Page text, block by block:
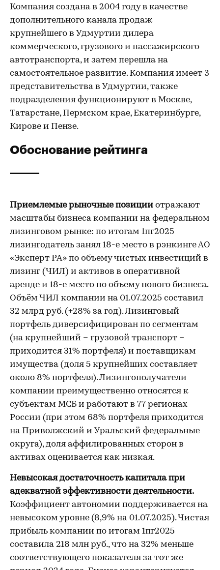
Компания создана в 2004 году в качестве
дополнительного канала продаж
крупнейшего в Удмуртии дилера
коммерческого, грузового и пассажирского
автотранспорта, и затем перешла на
самостоятельное развитие. Компания имеет 3
представительства в Удмуртии, также
подразделения функционируют в Москве,
Татарстане, Пермском крае, Екатеринбурге,
Кирове и Пензе.
Обоснование рейтинга
Приемлемые рыночные позиции отражают
масштабы бизнеса компании на федеральном
лизинговом рынке: по итогам 1пг2025
лизингодатель занял 18-е место в рэнкинге АО
«Эксперт РА» по объему чистых инвестиций в
лизинг (ЧИЛ) и активов в оперативной
аренде и 18-е место по объему нового бизнеса.
Объём ЧИЛ компании на 01.07.2025 составил
32 млрд руб. (+28% за год). Лизинговый
портфель диверсифицирован по сегментам
(на крупнейший – грузовой транспорт –
приходится 31% портфеля) и поставщикам
имущества (доля 5 крупнейших составляет
около 8% портфеля). Лизингополучатели
компании преимущественно относятся к
субъектам МСБ и работают в 77 регионах
России (при этом 68% портфеля приходится
на Приволжский и Уральский федеральные
округа), доля аффилированных сторон в
активах оценивается как низкая.
Невысокая достаточность капитала при
адекватной эффективности деятельности.
Коэффициент автономии поддерживается на
невысоком уровне (8,9% на 01.07.2025). Чистая
прибыль компании по итогам 1пг2025
составила 218 млн руб., что на 32% меньше
соответствующего показателя за тот же